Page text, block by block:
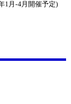
1月-4月開催予定)